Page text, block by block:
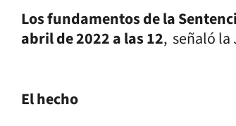
Los fundamentos de la
abril de 2022 a las 12, señaló la
El hecho